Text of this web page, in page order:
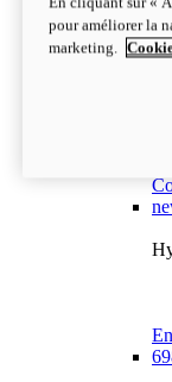
pour améliorer la
marketing.